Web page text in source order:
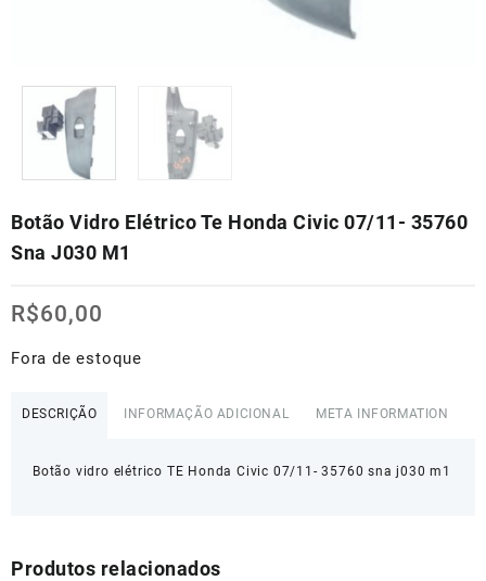
Botão Vidro Elétrico Te Honda Civic 07/11- 35760
Sna J030 M1
R$60,00
Fora de estoque
DESCRIÇÃO INFORMAÇÃO ADICIONAL META INFORMATION
Botão vidro elétrico TE Honda Civic 07/11- 35760 sna j030 m1
Produtos relacionados